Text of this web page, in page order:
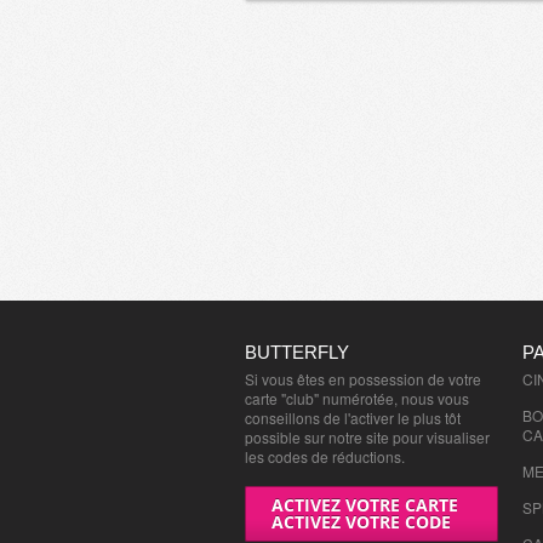
BUTTERFLY
Si vous êtes en possession de votre
carte "club" numérotée, nous vous
conseillons de l'activer le plus tôt
possible sur notre site pour visualiser
les codes de réductions.
ACTIVEZ VOTRE CARTE
ACTIVEZ VOTRE CODE